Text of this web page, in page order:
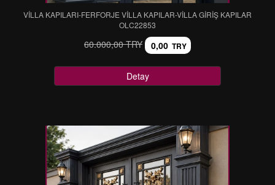
VİLLA KAPILARI-FERFORJE VİLLA KAPILAR-VİLLA GİRİŞ KAPILAR
OLC22853
60.000,00 TRY 0,00 TRY
Detay